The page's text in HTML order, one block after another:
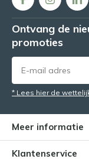
Ontvang de
promoties
* Lees hier de
Meer informatie
Klantenservice